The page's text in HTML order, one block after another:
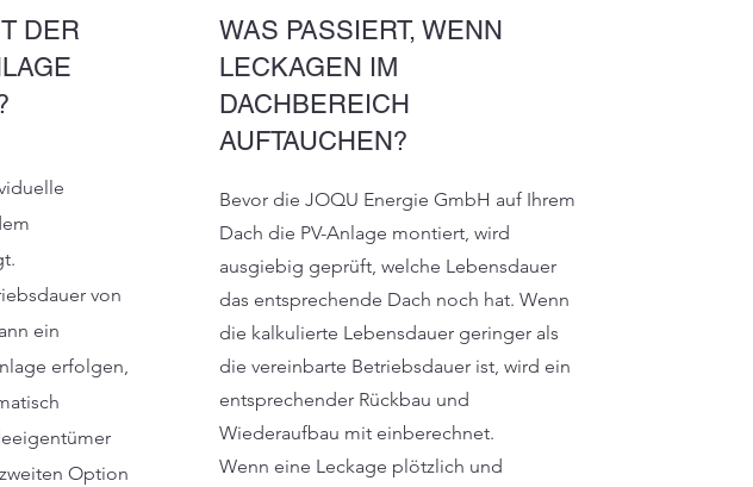
DER
von
ein
erfolgen,
Option
WAS PASSIERT, WENN
LECKAGEN IM
DACHBEREICH
AUFTAUCHEN?
Bevor die JOQU Energie GmbH auf Ihrem
Dach die PV-Anlage montiert, wird
ausgiebig geprüft, welche Lebensdauer
das entsprechende Dach noch hat. Wenn
die kalkulierte Lebensdauer geringer als
die vereinbarte Betriebsdauer ist, wird ein
entsprechender Rückbau und
Wiederaufbau mit einberechnet.
Wenn eine Leckage plötzlich und